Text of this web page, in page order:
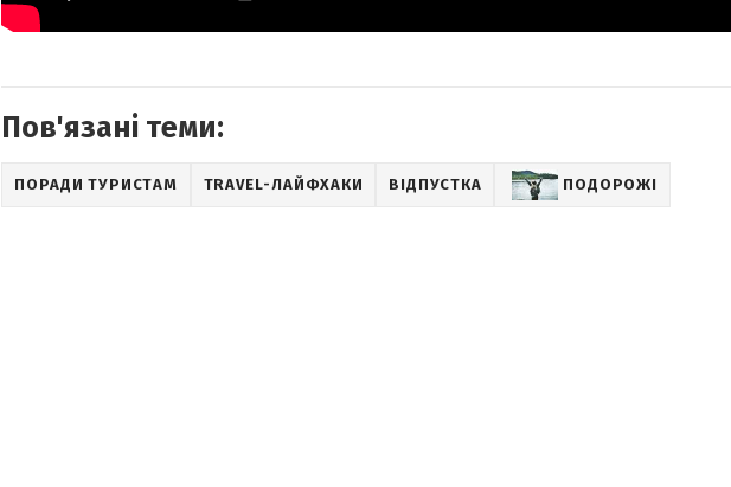
Пов'язані теми:
ПОРАДИ ТУРИСТАМ TRAVEL-ЛАЙФХАКИ ВІДПУСТКА ПОДОРОЖІ